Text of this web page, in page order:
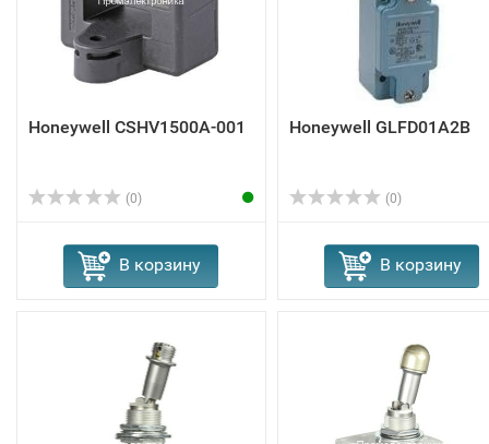
Honeywell CSHV1500A-001
(0)
В корзину
Honeywell GLFD01A2B
(0)
В корзину